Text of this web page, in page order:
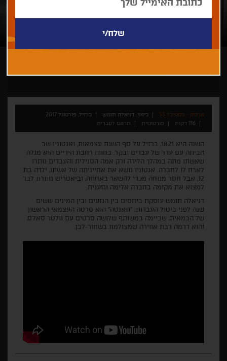
ארכיון - פסטיבל 33 בימוי: דניאלה תומש
ברזיל, פורטוגל 2017
116 דקות
פורטוגזית תרגום לעברית
השנה היא 1821, ברזיל על סף השגת עצמאות, ואנטוניו שב
הביתה עם עדר של עבדים ובקר. בחווה רחבת הידיים הוא מגלה
שאשתו מתה במהלך הלידה ורק אמה הסנילית והעבדים נותרו
לארח לו לחברה. אנטוניו נושא את אחייניתה של אשתו, ילדה בת
12, אבל חסר מנוחה מכדי להשאר באחוזה, וביאטריש נותרת לבד
למצוא את מקומה בחברה אלימה וגזענית.
דניאלה תומש עוסקת ביחסים בין הגזעים ובין המינים ששים
שנה לפני ביטול העבדות. "וזאנטה" הוא סרטה העצמאי הראשון
של הבמאית, שביימה במשותף שלושה סרטים עם וולטר סאלס,
והוא דרמה רבת אווירה שמצולמת בשחור-לבן.